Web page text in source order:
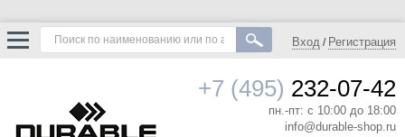
Вход / Регистрация
+7 (495) 232-07-42
пн.-пт: с 10:00 до 18:00
info@durable-shop.ru